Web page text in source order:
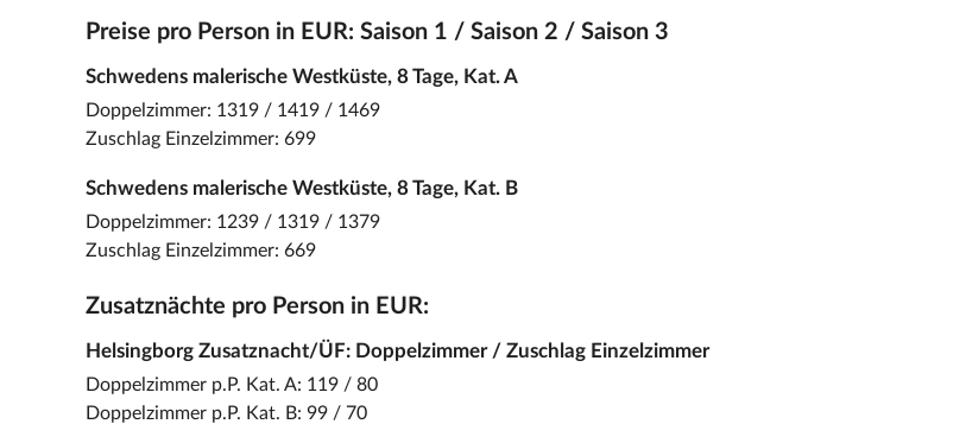
Preise pro Person in EUR: Saison 1 / Saison 2 / Saison 3
Schwedens malerische Westküste, 8 Tage, Kat. A
Doppelzimmer: 1319 / 1419 / 1469
Zuschlag Einzelzimmer: 699
Schwedens malerische Westküste, 8 Tage, Kat. B
Doppelzimmer: 1239 / 1319 / 1379
Zuschlag Einzelzimmer: 669
Zusatznächte pro Person in EUR:
Helsingborg Zusatznacht/ÜF: Doppelzimmer / Zuschlag Einzelzimmer
Doppelzimmer p.P. Kat. A: 119 / 80
Doppelzimmer p.P. Kat. B: 99 / 70